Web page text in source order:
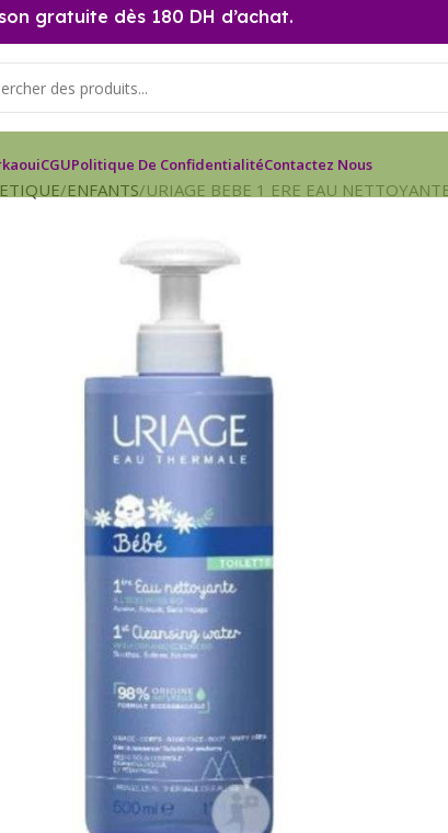
gratuite dès 180 DH d’achat.
CGUPolitique De ConfidentialitéContactez Nous
ENFANTS URIAGE BEBE 1 ERE EAU